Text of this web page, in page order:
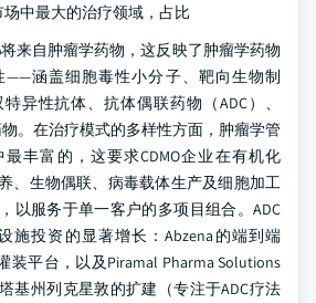
场中最大的治疗领域，占比
来自肿瘤学药物，这反映了肿瘤学药物
——涵盖细胞毒性小分子、靶向生物制
异性抗体、抗体偶联药物（ADC）、
物。在治疗模式的多样性方面，肿瘤学管
丰富的，这要求CDMO企业在有机化
、生物偶联、病毒载体生产及细胞加工
以服务于单一客户的多项目组合。ADC
施投资的显著增长：Abzena的端到端
装平台，以及Piramal Pharma Solutions
基州列克星敦的扩建（专注于ADC疗法